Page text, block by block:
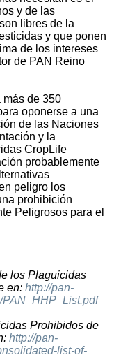
y de las
libres de la
y que ponen
de los intereses
de PAN Reino
más de 350
oponerse a una
de las Naciones
y la
CropLife
probablemente
peligro los
prohibición
Peligrosos para el
los Plaguicidas
en: http://pan-
Prohibidos de
http://pan-
list-of-